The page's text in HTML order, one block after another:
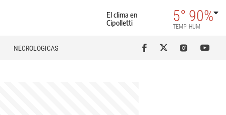
El clima en
Cipolletti
5°
TEMP
90%
HUM
NECROLÓGICAS